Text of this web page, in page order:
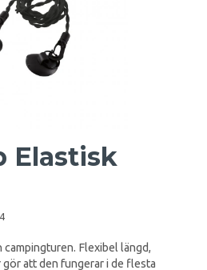
Elastisk
Flexibel längd,
att den fungerar i de flesta